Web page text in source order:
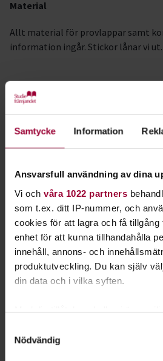
Samtycke Information
Ansvarsfull användning av dina
Vi och våra 1022 partners
som t.ex. ditt IP-nummer, och
cookies för att lagra och få tillgång
enhet för att kunna tillhandahålla
innehåll, annons- och
produktutveckling. Du kan själv
din data och i vilka syften.
kan ha en noggrannhet på upp
Nödvändig
Material
Allt material för provlappar samt
information ingår. Stickor lånar vi ut.
Vi serverar även fika med smörgås
Lärare
olika projekt. De har hållit i flertalet
stickning som annat hantverk.
de skrivit en bok om
Följ 2stickare påInstagram eller
för inspiration och tips!